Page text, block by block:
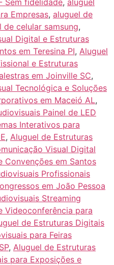
Empresas, aluguel de
de celular samsung,
Digital e Estruturas
em Teresina PI, Aluguel
e Estruturas
em Joinville SC,
Tecnológica e Soluções
em Maceió AL,
Painel de LED
Interativos para
, Aluguel de Estruturas
Visual Digital
Convenções em Santos
Profissionais
em João Pessoa
Streaming
Videoconferência para
de Estruturas Digitais
para Feiras
, Aluguel de Estruturas
para Exposições e